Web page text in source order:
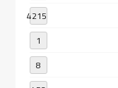
4215
1
8